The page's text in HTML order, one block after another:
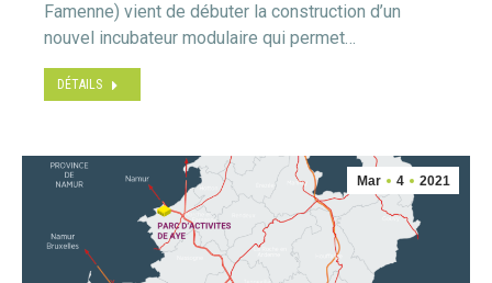
Famenne) vient de débuter la construction d’un
nouvel incubateur modulaire qui permet…
DÉTAILS
Mar 4 2021